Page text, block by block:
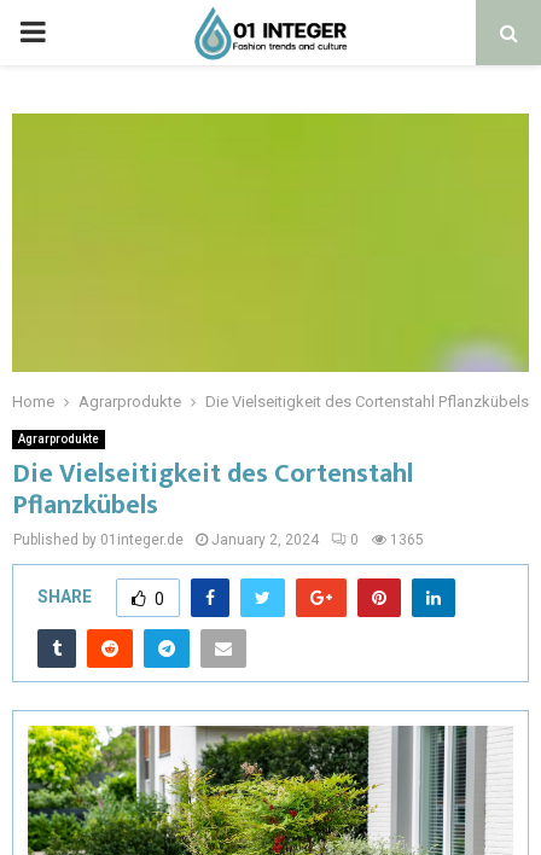
Home Agrarprodukte Die Vielseitigkeit des Cortenstahl Pflanzkübels
Agrarprodukte
Die Vielseitigkeit des Cortenstahl
Pflanzkübels
Published by 01integer.de January 2, 2024 0 1365
SHARE 0